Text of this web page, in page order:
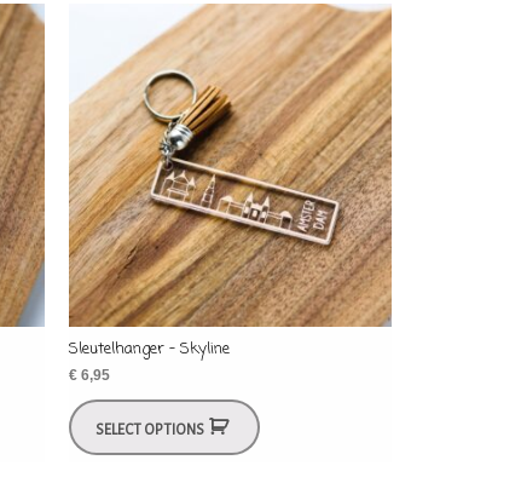
Sleutelhanger – Skyline
€6,95
SELECT OPTIONS